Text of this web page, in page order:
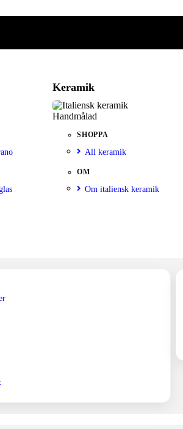
Keramik
Handmålad
SHOPPA
All keramik
OM
Om italiensk keramik